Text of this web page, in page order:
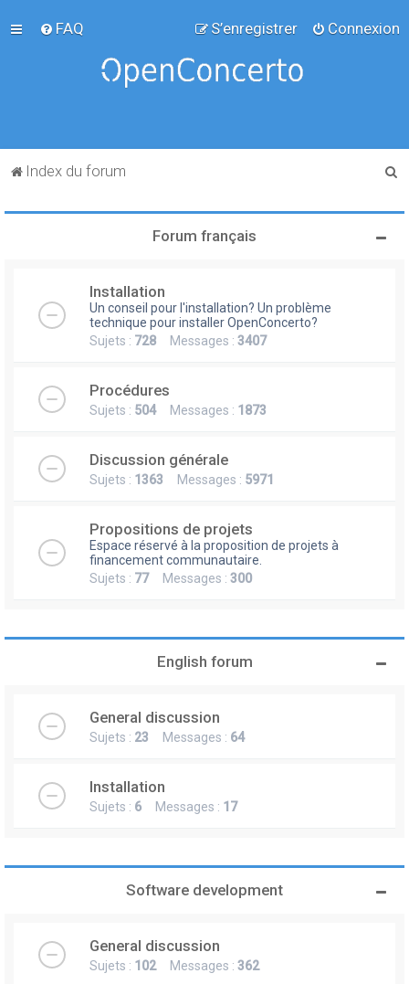
FAQ Connexion
S’enregistrer
Index du forum
Forum français
Installation
Un conseil pour l'installation? Un problème
technique pour installer OpenConcerto?
Sujets : 728 Messages : 3407
Procédures
Sujets : 504Messages : 1873
Discussion générale
Sujets : 1363 Messages : 5971
Propositions de projets
Espace réservé à la proposition de projets à
financement communautaire.
Sujets : 77Messages : 300
English forum
General discussion
Sujets : 23 Messages : 64
Installation
Sujets : 6 Messages : 17
Software development
General discussion
Sujets : 102Messages : 362